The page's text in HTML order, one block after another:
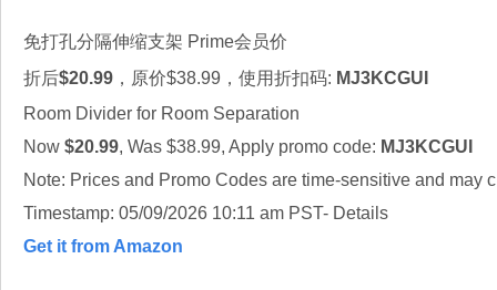
免打孔分隔伸缩支架 Prime会员价
折后$20.99 ，原价$38.99，使用折扣码: MJ3KCGUI
Room Divider for Room Separation
Now $20.99, Was $38.99, Apply promo code: MJ3KCGUI
Note: Prices and Promo Codes are time-sensitive and may
Timestamp: 05/09/2026 10:11 am PST- Details
Get it from Amazon